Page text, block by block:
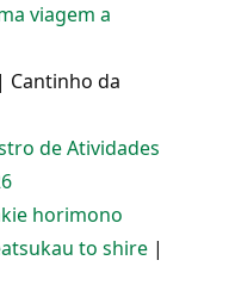
viagem a
| Cantinho da
de Atividades
horimono
to shire |